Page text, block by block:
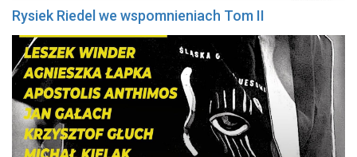
Rysiek Riedel we wspomnieniach Tom II